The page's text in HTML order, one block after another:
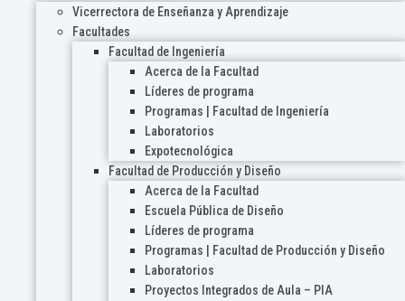
Vicerrectora de Enseñanza y Aprendizaje
Facultades
Facultad de Ingeniería
Acerca de la Facultad
Líderes de programa
Programas | Facultad de Ingeniería
Laboratorios
Expotecnológica
Facultad de Producción y Diseño
Acerca de la Facultad
Escuela Pública de Diseño
Líderes de programa
Programas | Facultad de Producción y Diseño
Laboratorios
Proyectos Integrados de Aula – PIA